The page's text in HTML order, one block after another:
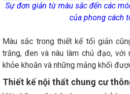
Sự đơn giản từ màu sắc đến các
của phong cách
Màu sắc trong thiết kế tối giản
trắng, đen và nâu làm chủ đạo, với
khỏe khoắn và những mảng khối
Thiết kế nội thất chung cư